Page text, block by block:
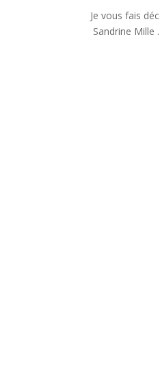
Je vous fais
Sandrine